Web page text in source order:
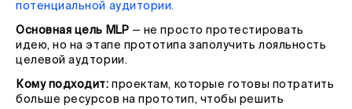
потенциальной аудитории.
Основная цель MLP — не просто протестировать
идею, но на этапе прототипа заполучить лояльность
целевой аудтории.
Кому подходит:проектам, которые готовы потратить
больше ресурсов на прототип, чтобы решить